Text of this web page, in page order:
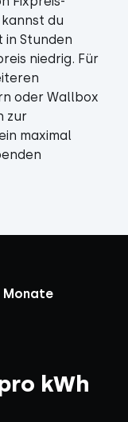
du
in Stunden
niedrig. Für
oder Wallbox
zur
maximal
Monate
kWh